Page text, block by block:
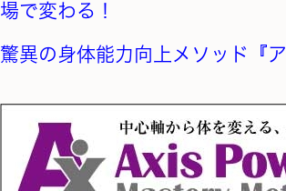
場で変わる！
驚異の身体能力向上メソッド『